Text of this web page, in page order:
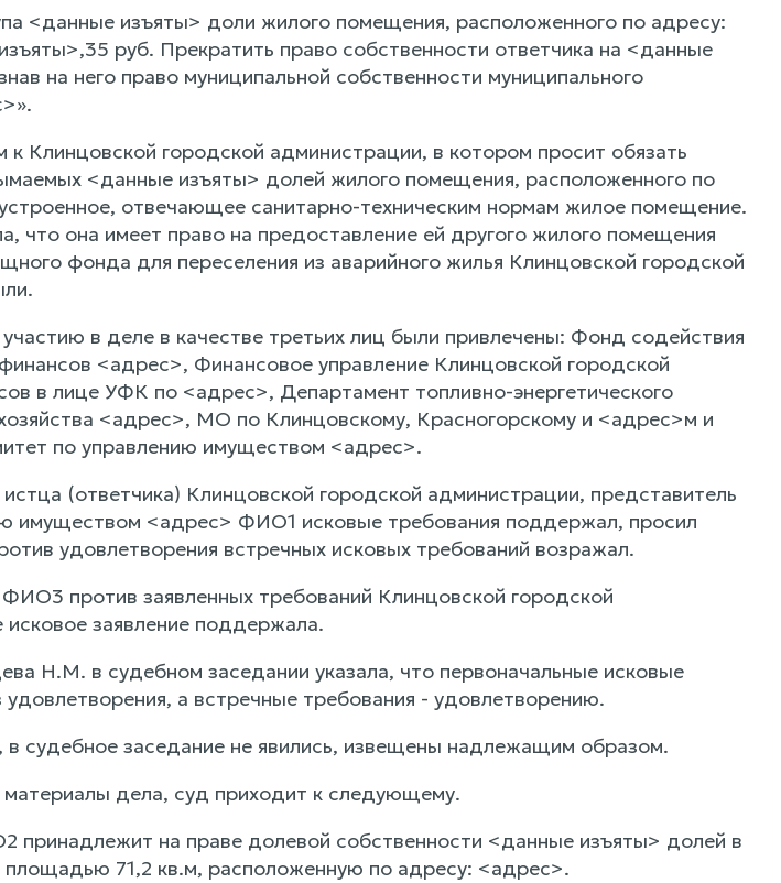
<данные изъяты> доли жилого помещения, расположенного по адресу:
руб. Прекратить право собственности ответчика на <данные
на него право муниципальной собственности муниципального
Клинцовской городской администрации, в котором просит обязать
<данные изъяты> долей жилого помещения, расположенного по
отвечающее санитарно-техническим нормам жилое помещение.
что она имеет право на предоставление ей другого жилого помещения
фонда для переселения из аварийного жилья Клинцовской городской
в деле в качестве третьих лиц были привлечены: Фонд содействия
<адрес>, Финансовое управление Клинцовской городской
в лице УФК по <адрес>, Департамент топливно-энергетического
<адрес>, МО по Клинцовскому, Красногорскому и <адрес>м и
по управлению имуществом <адрес>.
(ответчика) Клинцовской городской администрации, представитель
имуществом <адрес> ФИО1 исковые требования поддержал, просил
удовлетворения встречных исковых требований возражал.
против заявленных требований Клинцовской городской
заявление поддержала.
Н.М. в судебном заседании указала, что первоначальные исковые
а встречные требования - удовлетворению.
судебное заседание не явились, извещены надлежащим образом.
дела, суд приходит к следующему.
принадлежит на праве долевой собственности <данные изъяты> долей в
71,2 кв.м, расположенную по адресу: <адрес>.